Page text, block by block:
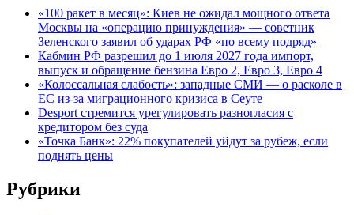
«100 ракет в месяц»: Киев не ожидал мощного ответа
Москвы на «операцию принуждения» — советник
Зеленского заявил об ударах РФ «по всему подряд»
Кабмин РФ разрешил до 1 июля 2027 года импорт,
выпуск и обращение бензина Евро 2, Евро 3, Евро 4
«Колоссальная слабость»: западные СМИ — о расколе в
ЕС из-за миграционного кризиса в Сеуте
Desport стремится урегулировать разногласия с
кредитором без суда
«Точка Банк»: 22% покупателей уйдут за рубеж, если
поднять цены
Рубрики